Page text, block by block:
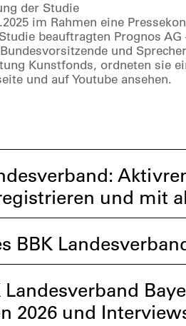
der Studie
im Rahmen eine
beauftragten Prognos
und
Kunstfonds, ordneten sie
und auf Youtube ansehen.
und mit
BBK
2026 und